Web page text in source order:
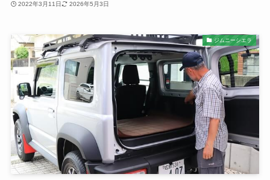
2022年3月11日 2026年5月3日
ジムニーシエラ